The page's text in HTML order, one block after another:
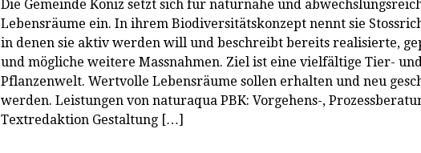
Die Gemeinde Köniz setzt sich für naturnahe und
Lebensräume ein. In ihrem Biodiversitätskonzept nennt sie
in denen sie aktiv werden will und beschreibt bereits realisierte,
und mögliche weitere Massnahmen. Ziel ist eine vielfältige Tier-
Pflanzenwelt. Wertvolle Lebensräume sollen erhalten und neu
werden. Leistungen von naturaqua PBK: Vorgehens-,
Textredaktion Gestaltung […]